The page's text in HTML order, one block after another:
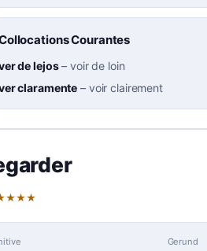
Courantes
de lejos–voir de loin
claramente – voir clairement
★★★
Gerund